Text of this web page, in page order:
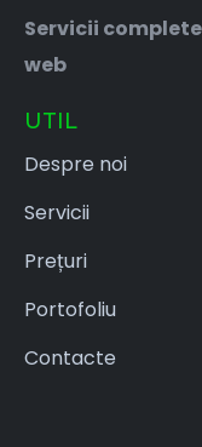
Servicii
web
UTIL
Despre noi
Servicii
Prețuri
Portofoliu
Contacte